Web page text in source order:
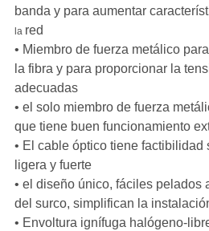
banda y para aumentar
la red
• Miembro de fuerza metálico
la fibra y para proporcionar la
adecuadas
• el solo miembro de fuerza
que tiene buen funcionamiento
• El cable óptico tiene factibilidad
ligera y fuerte
• el diseño único, fáciles pelados
del surco, simplifican la
• Envoltura ignífuga halógeno-